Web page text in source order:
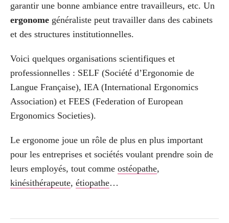
garantir une bonne ambiance entre travailleurs, etc. Un
ergonome généraliste peut travailler dans des cabinets
et des structures institutionnelles.
Voici quelques organisations scientifiques et
professionnelles : SELF (Société d’Ergonomie de
Langue Française), IEA (International Ergonomics
Association) et FEES (Federation of European
Ergonomics Societies).
Le ergonome joue un rôle de plus en plus important
pour les entreprises et sociétés voulant prendre soin de
leurs employés, tout comme ostéopathe,
kinésithérapeute, étiopathe…